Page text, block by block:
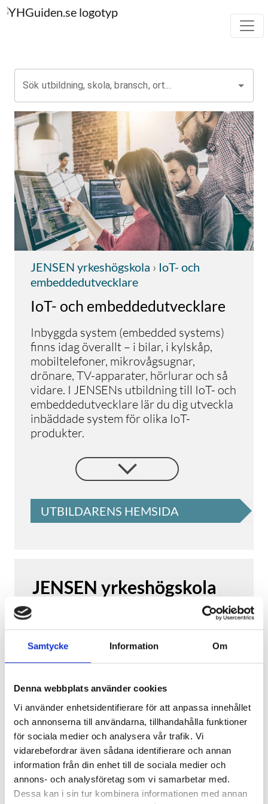
Samtycke Information Om
Denna webbplats använder cookies
Vi använder enhetsidentifierare för att anpassa innehållet
och annonserna till användarna, tillhandahålla funktioner
för sociala medier och analysera vår trafik. Vi
vidarebefordrar även sådana identifierare och annan
information från din enhet till de sociala medier och
annons- och analysföretag som vi samarbetar med.
Dessa kan i sin tur kombinera informationen med annan
Sök utbildning, skola, bransch, ort...
JENSEN yrkeshögskola › IoT- och
embeddedutvecklare
IoT- och embeddedutvecklare
Inbyggda system (embedded systems)
finns idag överallt – i bilar, i kylskåp,
mobiltelefoner, mikrovågsugnar,
drönare, TV-apparater, hörlurar och så
vidare. I JENSENs utbildning till IoT- och
embeddedutvecklare lär du dig utveckla
inbäddade system för olika IoT-
produkter.
Internet of Things (IoT), kallas på
svenska Sakernas Internet. Det handlar
om ett stort antal enheter världen över
som är uppkopplade till internet för att
samla in och dela data. Det finns en stor
produkter.
I denna utbildning lär du dig språken
system samt IoT-arkitektur och
datakommunikation. Du lär dig även
elektronik, sensorer, kretsar och
mikrokontroller, samt olika verktyg inom
området.
Under utbildningen får du även
arbetslivserfarenhet genom LIA-
perioder,med möjlighet att få praktisk
erfarenhet och du har chansen att skapa
UTBILDARENS HEMSIDA
JENSEN yrkeshögskola
400
Yrkeshögskolepoäng
Studieort
100
100%
Branscher
Data & IT
Utbildningsstart
Påbörjad (Höstterminen 2026)